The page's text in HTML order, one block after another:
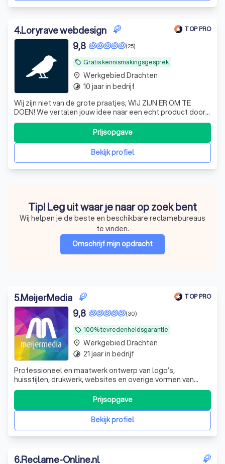
4.Loryrave webdesign TOP PRO
local_offer Gratis kennismakingsgesprek
(25)
9,8
Wij zijn niet van de grote praatjes, WIJ ZIJN ER OM TE
DOEN! We vertalen jouw idee naar een echt product door
middel van extensieve onderzoeken, volledige branding
en een goed werkende website.
Bekijk profiel
Prijsopgave
place Werkgebied Drachten
timelapse 10 jaar in bedrijf
Tip! Leg uit waar je naar op zoek bent
Wij helpen je de beste en beschikbare reclamebureaus
te vinden.
Omschrijf mijn opdracht
5.MeijerMedia TOP PRO
local_offer 100% tevredenheidsgarantie
(30)
9,8
Professioneel en maatwerk ontwerp van logo’s,
huisstijlen, drukwerk, websites en overige vormen van
creatieve communicatie. Flexibel, betrouwbaar, een
overvloed aan creativiteit en nette prijzen.
Bekijk profiel
Prijsopgave
place Werkgebied Drachten
timelapse 21 jaar in bedrijf
6.Reclame-Online.nl